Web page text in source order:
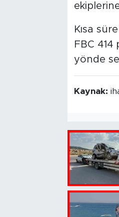
Kısa
FBC
yönde
Kaynak: